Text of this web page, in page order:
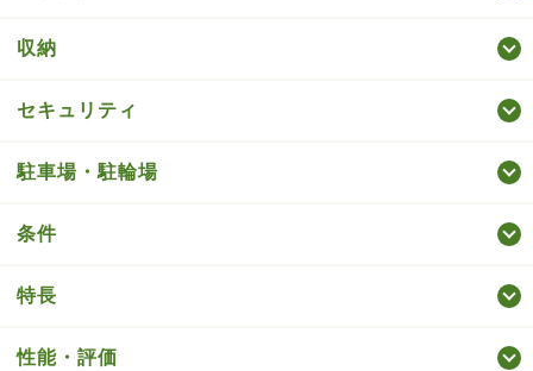
収納
セキュリティ
駐車場・駐輪場
条件
特長
性能・評価